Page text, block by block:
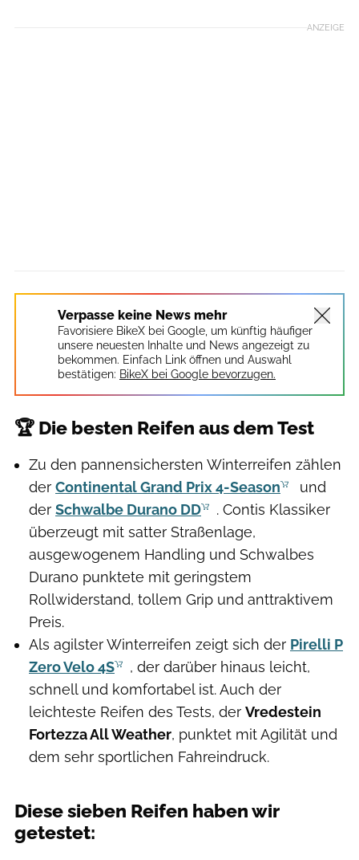
ANZEIGE
Verpasse keine News mehr
Favorisiere BikeX bei Google, um künftig häufiger
unsere neuesten Inhalte und News angezeigt zu
bekommen. Einfach Link öffnen und Auswahl
bestätigen: BikeX bei Google bevorzugen.
🏆 Die besten Reifen aus dem Test
Zu den pannensichersten Winterreifen zählen
der Continental Grand Prix 4-Season
und
der Schwalbe Durano DD
. Contis Klassiker
überzeugt mit satter Straßenlage,
ausgewogenem Handling und Schwalbes
Durano punktete mit geringstem
Rollwiderstand, tollem Grip und anttraktivem
Preis.
Als agilster Winterreifen zeigt sich der Pirelli P
Zero Velo 4S
, der darüber hinaus leicht,
schnell und komfortabel ist. Auch der
leichteste Reifen des Tests, der Vredestein
Fortezza All Weather, punktet mit Agilität und
dem sehr sportlichen Fahreindruck.
Diese sieben Reifen haben wir
getestet: